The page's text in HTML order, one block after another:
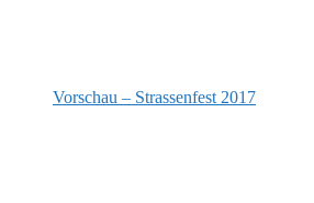
Vorschau – Strassenfest 2017